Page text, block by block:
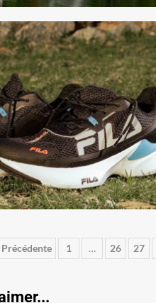
Pagination
Précédente 1 … 26 27